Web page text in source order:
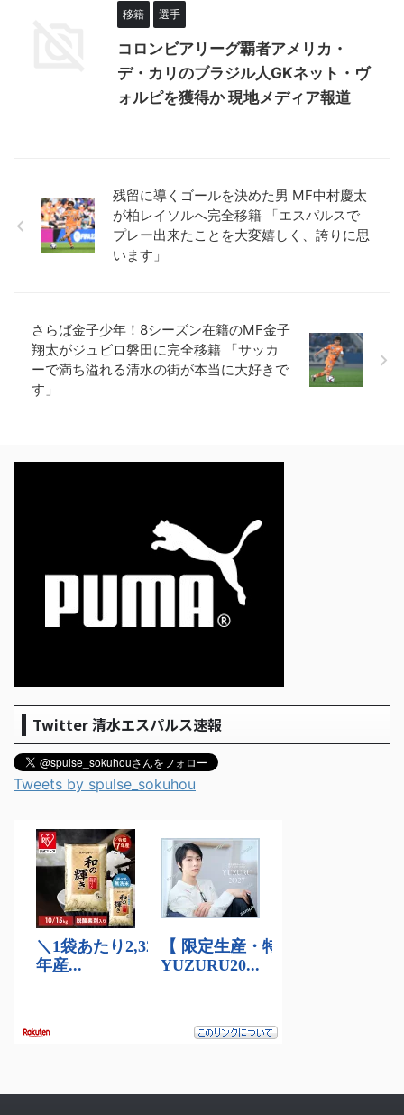
移籍 選手
コロンビアリーグ覇者アメリカ・
デ・カリのブラジル人GKネット・ヴ
ォルピを獲得か 現地メディア報道
残留に導くゴールを決めた男 MF中村慶太
が柏レイソルへ完全移籍 「エスパルスで
プレー出来たことを大変嬉しく、誇りに思
います」
さらば金子少年！8シーズン在籍のMF金子
翔太がジュビロ磐田に完全移籍 「サッカ
ーで満ち溢れる清水の街が本当に大好きで
す」
Twitter 清水エスパルス速報
Tweets by spulse_sokuhou